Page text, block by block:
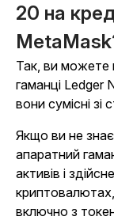
20 на
Так, ви можете
гаманці Ledger
вони сумісні
Якщо ви не
апаратний
активів і
включно з